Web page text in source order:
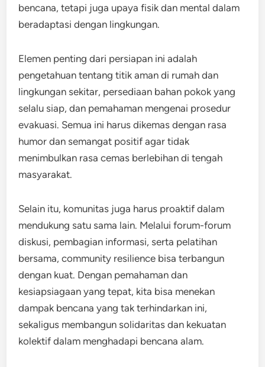
bencana, tetapi juga upaya fisik dan mental dalam
beradaptasi dengan lingkungan.
Elemen penting dari persiapan ini adalah
pengetahuan tentang titik aman di rumah dan
lingkungan sekitar, persediaan bahan pokok yang
selalu siap, dan pemahaman mengenai prosedur
evakuasi. Semua ini harus dikemas dengan rasa
humor dan semangat positif agar tidak
menimbulkan rasa cemas berlebihan di tengah
masyarakat.
Selain itu, komunitas juga harus proaktif dalam
mendukung satu sama lain. Melalui forum-forum
diskusi, pembagian informasi, serta pelatihan
bersama, community resilience bisa terbangun
dengan kuat. Dengan pemahaman dan
kesiapsiagaan yang tepat, kita bisa menekan
dampak bencana yang tak terhindarkan ini,
sekaligus membangun solidaritas dan kekuatan
kolektif dalam menghadapi bencana alam.